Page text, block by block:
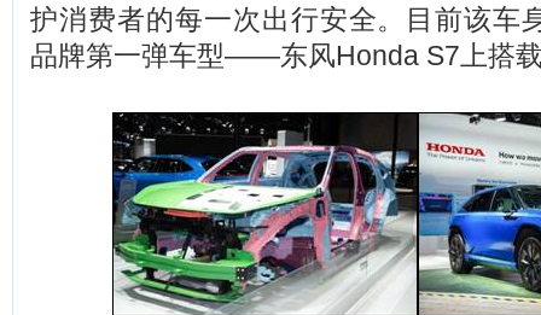
护消费者的每一次出行安全。目前该车
品牌第一弹车型——东风Honda S7上搭